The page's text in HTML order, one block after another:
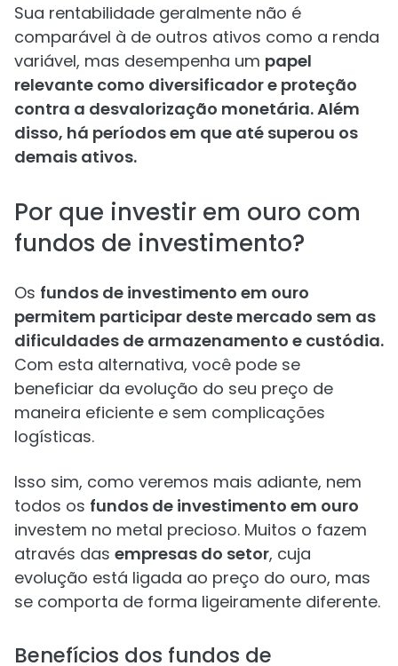
Sua rentabilidade geralmente não é
comparável à de outros ativos como a renda
variável, mas desempenha um papel
relevante como diversificador e proteção
contra a desvalorização monetária. Além
disso, há períodos em que até superou os
demais ativos.
Por que investir em ouro com
fundos de investimento?
Os fundos de investimento em ouro
permitem participar deste mercado sem as
dificuldades de armazenamento e custódia.
Com esta alternativa, você pode se
beneficiar da evolução do seu preço de
maneira eficiente e sem complicações
logísticas.
Isso sim, como veremos mais adiante, nem
todos os fundos de investimento em ouro
investem no metal precioso. Muitos o fazem
através das empresas do setor, cuja
evolução está ligada ao preço do ouro, mas
se comporta de forma ligeiramente diferente.
Benefícios dos fundos de